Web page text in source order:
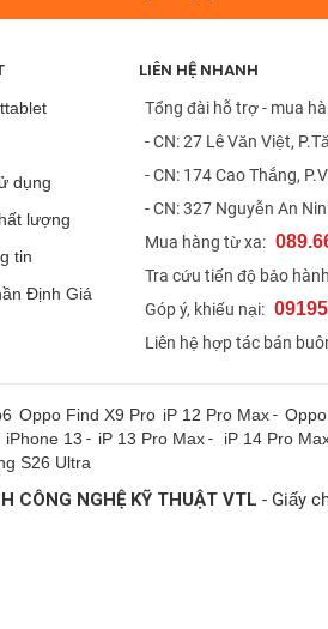
dụng
lượng
tin
Định Giá
LIÊN HỆ NHANH
Tổng đài hỗ trợ - mua
- CN: 27 Lê Văn Việt,
- CN: 174 Cao Thắng,
- CN: 327 Nguyễn An
Mua hàng từ xa:
Tra cứu tiến độ bảo
Góp ý, khiếu nại:
Liên hệ hợp tác bán
Oppo Find X9 Pro iP 12 Pro Max-
iPhone 13 - iP 13 Pro Max- iP 14 Pro
S26 Ultra
CÔNG NGHỆ KỸ THUẬT VTL - Giấy